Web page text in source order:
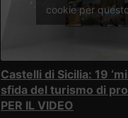
cookie per
Castelli di Sicilia: 19
sfida del turismo di
PER IL VIDEO